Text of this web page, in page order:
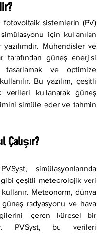
simülasyonu için kullanılan
yazılımdır. Mühendisler ve
tarafından güneş enerjisi
tasarlamak ve optimize
Bu yazılım, çeşitli
verileri kullanarak güneş
simüle eder ve tahmin
Çalışır?
çeşitli meteorolojik veri
kullanır. Meteonorm, dünya
radyasyonu ve hava
içeren küresel bir
PVSyst, bu verileri